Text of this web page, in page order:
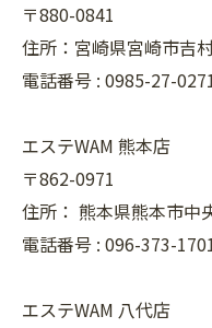
〒880-0841
住所：宮崎県宮崎市吉
電話番号 : 0985-27-
エステWAM 熊本店
〒862-0971
住所： 熊本県熊本市中
電話番号 : 096-373-
エステWAM 八代店